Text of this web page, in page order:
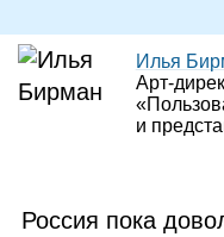
Илья
и
Россия пока